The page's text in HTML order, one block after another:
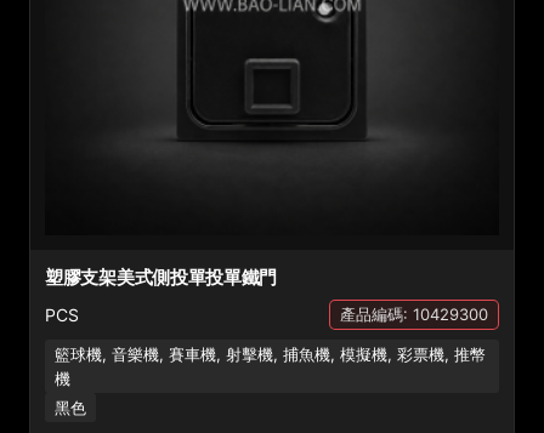
塑膠支架美式側投單投單鐵門
PCS 產品編碼: 10429300
籃球機, 音樂機, 賽車機, 射擊機, 捕魚機, 模擬機, 彩票機, 推幣
機
黑色